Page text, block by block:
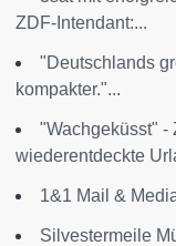
ZDF-Intendant:...
"Deutschlands
kompakter."...
"Wachgeküsst" -
wiederentdeckte
1&1 Mail &
Silvestermeile